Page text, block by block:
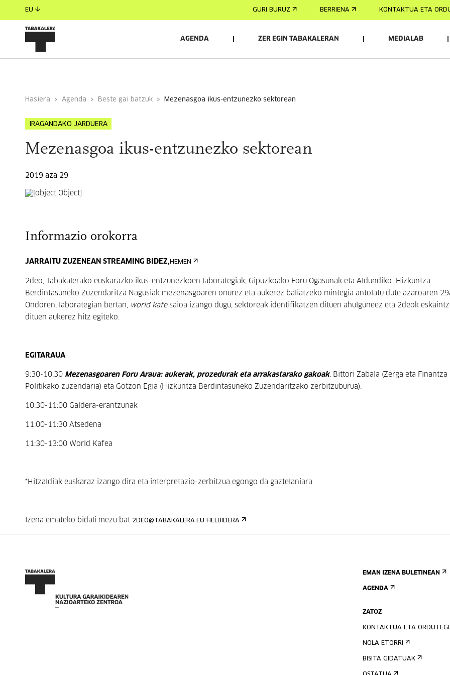
EU GURI BURUZ BERRIENA KONTAKTUA ETA
AGENDA ZER EGIN TABAKALERAN MEDIALAB
Hasiera Agenda Beste gai batzuk mezenasgoa ikus-entzunezko sektorean
IRAGANDAKO JARDUERA
Mezenasgoa ikus-entzunezko sektorean
2019 aza 29
Informazio orokorra
JARRAITU ZUZENEAN STREAMING BIDEZ, HEMEN
2deo, Tabakalerako euskarazko ikus-entzunezkoen laborategiak, Gipuzkoako Foru Ogasunak eta Aldundiko Hizkuntza
Berdintasuneko Zuzendaritza Nagusiak mezenasgoaren onurez eta aukerez baliatzeko mintegia antolatu dute azaroaren
Ondoren, laborategian bertan, world kafesaioa izango dugu, sektoreak identifikatzen dituen ahulguneez eta 2deok
dituen aukerez hitz egiteko.
EGITARAUA
9:30-10:30 Mezenasgoaren Foru Araua: aukerak, prozedurak eta arrakastarako gakoak. Bittori Zabala (Zerga eta Finantza
Politikako zuzendaria) eta Gotzon Egia (Hizkuntza Berdintasuneko Zuzendaritzako zerbitzuburua).
10:30-11:00 Galdera-erantzunak
11:00-11:30 Atsedena
11:30-13:00 World Kafea
*Hitzaldiak euskaraz izango dira eta interpretazio-zerbitzua egongo da gaztelaniara
Izena emateko bidali mezu bat 2DEO@TABAKALERA.EU HELBIDERA
EMAN IZENA BULETINEAN
AGENDA
ZATOZ
KONTAKTUA ETA
NOLA ETORRI
BISITA GIDATUAK